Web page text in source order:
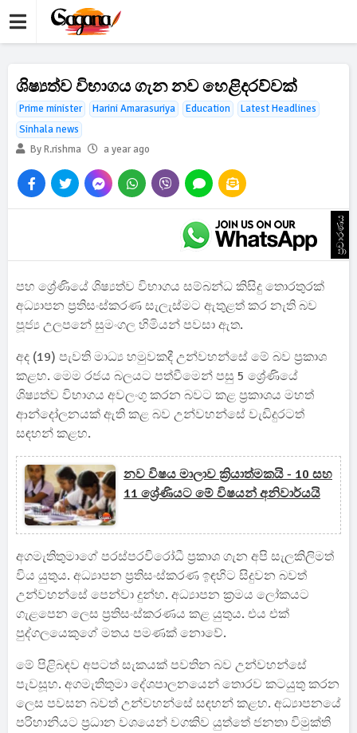
ශිෂ්‍යත්ව විභාගය ගැන නව හෙළිදරව්වක්
Prime minister Harini Amarasuriya Education
Latest Headlines
Sinhala news
By R.rishma
a year ago
ප්‍රචාරණය
පහ ශ්‍රේණියේ ශිෂ්‍යත්ව විභාගය සම්බන්ධ කිසිදු තොරතුරක්
අධ්‍යාපන ප්‍රතිසංස්කරණ සැලැස්මට ඇතුළත් කර නැති බව
පූජ්‍ය උලපනේ සුමංගල හිමියන් පවසා ඇත.
අද (19) පැවති මාධ්‍ය හමුවකදී උන්වහන්සේ මේ බව ප්‍රකාශ
කළහ. මෙම රජය බලයට පත්වීමෙන් පසු 5 ශ්‍රේණියේ
ශිෂ්‍යත්ව විභාගය අවලංගු කරන බවට කළ ප්‍රකාශය මහත්
ආන්දෝලනයක් ඇති කළ බව උන්වහන්සේ වැඩිදුරටත්
සඳහන් කළහ.
නව විෂය මාලාව ක්‍රියාත්මකයි - 10 සහ
11 ශ්‍රේණියට මේ විෂයන් අනිවාර්යයි
අගමැතිතුමාගේ පරස්පරවිරෝධී ප්‍රකාශ ගැන අපි සැලකිලිමත්
විය යුතුය. අධ්‍යාපන ප්‍රතිසංස්කරණ ඉඳහිට සිදුවන බවත්
උන්වහන්සේ පෙන්වා දුන්හ. අධ්‍යාපන ක්‍රමය ලෝකයට
ගැළපෙන ලෙස ප්‍රතිසංස්කරණය කළ යුතුය. එය එක්
පුද්ගලයෙකුගේ මතය පමණක් නොවේ.
මේ පිළිබඳව අපටත් සැකයක් පවතින බව උන්වහන්සේ
පැවසූහ. අගමැතිතුමා දේශපාලනයෙන් තොරව කටයුතු කරන
ලෙස පවසන බවත් උන්වහන්සේ සඳහන් කළහ. අධ්‍යාපනයේ
පරිහානියට ප්‍රධාන වශයෙන් වගකිව යුත්තේ ජනතා විමුක්ති